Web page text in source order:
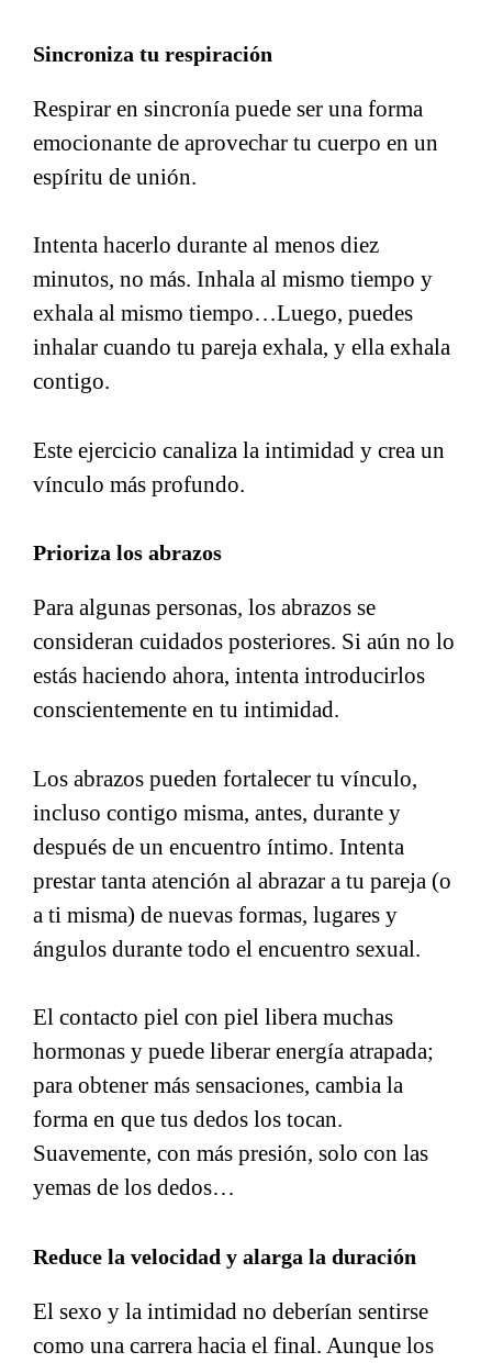
Sincroniza tu respiración
Respirar en sincronía puede ser una forma
emocionante de aprovechar tu cuerpo en un
espíritu de unión.
Intenta hacerlo durante al menos diez
minutos, no más. Inhala al mismo tiempo y
exhala al mismo tiempo…Luego, puedes
inhalar cuando tu pareja exhala, y ella exhala
contigo.
Este ejercicio canaliza la intimidad y crea un
vínculo más profundo.
Prioriza los abrazos
Para algunas personas, los abrazos se
consideran cuidados posteriores. Si aún no lo
estás haciendo ahora, intenta introducirlos
conscientemente en tu intimidad.
Los abrazos pueden fortalecer tu vínculo,
incluso contigo misma, antes, durante y
después de un encuentro íntimo. Intenta
prestar tanta atención al abrazar a tu pareja (o
a ti misma) de nuevas formas, lugares y
ángulos durante todo el encuentro sexual.
El contacto piel con piel libera muchas
hormonas y puede liberar energía atrapada;
para obtener más sensaciones, cambia la
forma en que tus dedos los tocan.
Suavemente, con más presión, solo con las
yemas de los dedos…
Reduce la velocidad y alarga la duración
El sexo y la intimidad no deberían sentirse
como una carrera hacia el final. Aunque los